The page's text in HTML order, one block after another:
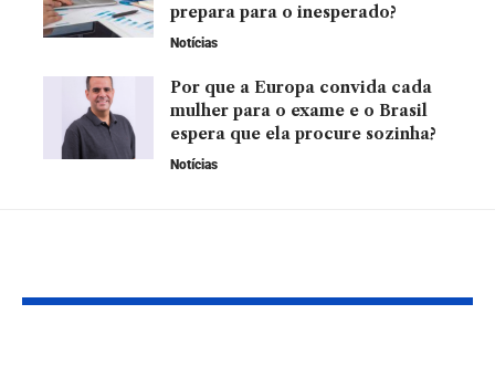
prepara para o inesperado?
Notícias
Por que a Europa convida cada
mulher para o exame e o Brasil
espera que ela procure sozinha?
Notícias